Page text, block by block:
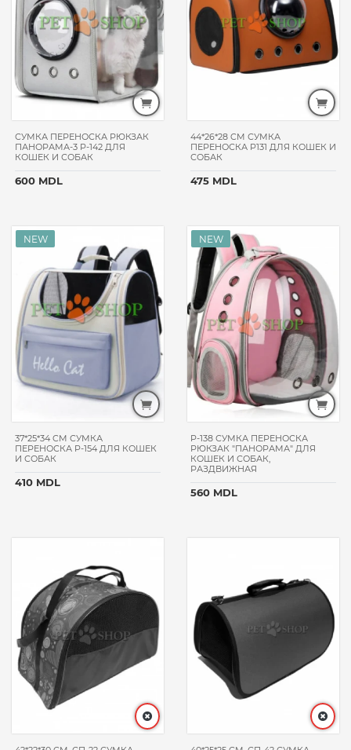
СУМКА ПЕРЕНОСКА РЮКЗАК
ПАНОРАМА-3 P-142 ДЛЯ
КОШЕК И СОБАК
600 MDL
44*26*28 CM СУМКА
ПЕРЕНОСКА P131 ДЛЯ КОШЕК И
СОБАК
475 MDL
37*25*34 CM СУМКА
ПЕРЕНОСКА P-154 ДЛЯ КОШЕК
И СОБАК
410 MDL
P-138 СУМКА ПЕРЕНОСКА
РЮКЗАК "ПАНОРАМА" ДЛЯ
КОШЕК И СОБАК,
РАЗДВИЖНАЯ
560 MDL